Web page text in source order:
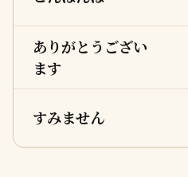
ありがとうござい
ます
すみません